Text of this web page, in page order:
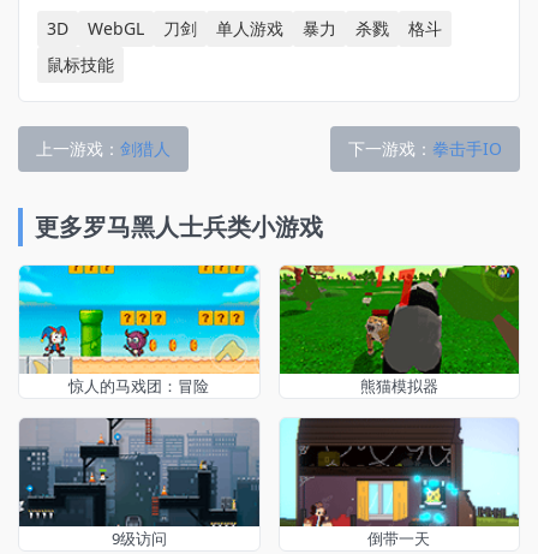
3D WebGL 刀剑 单人游戏 暴力 杀戮
格斗
鼠标技能
上一游戏： 剑猎人 下一游戏： 拳击手IO
更多罗马黑人士兵类小游戏
惊人的马戏团：冒险 熊猫模拟器
9级访问 倒带一天